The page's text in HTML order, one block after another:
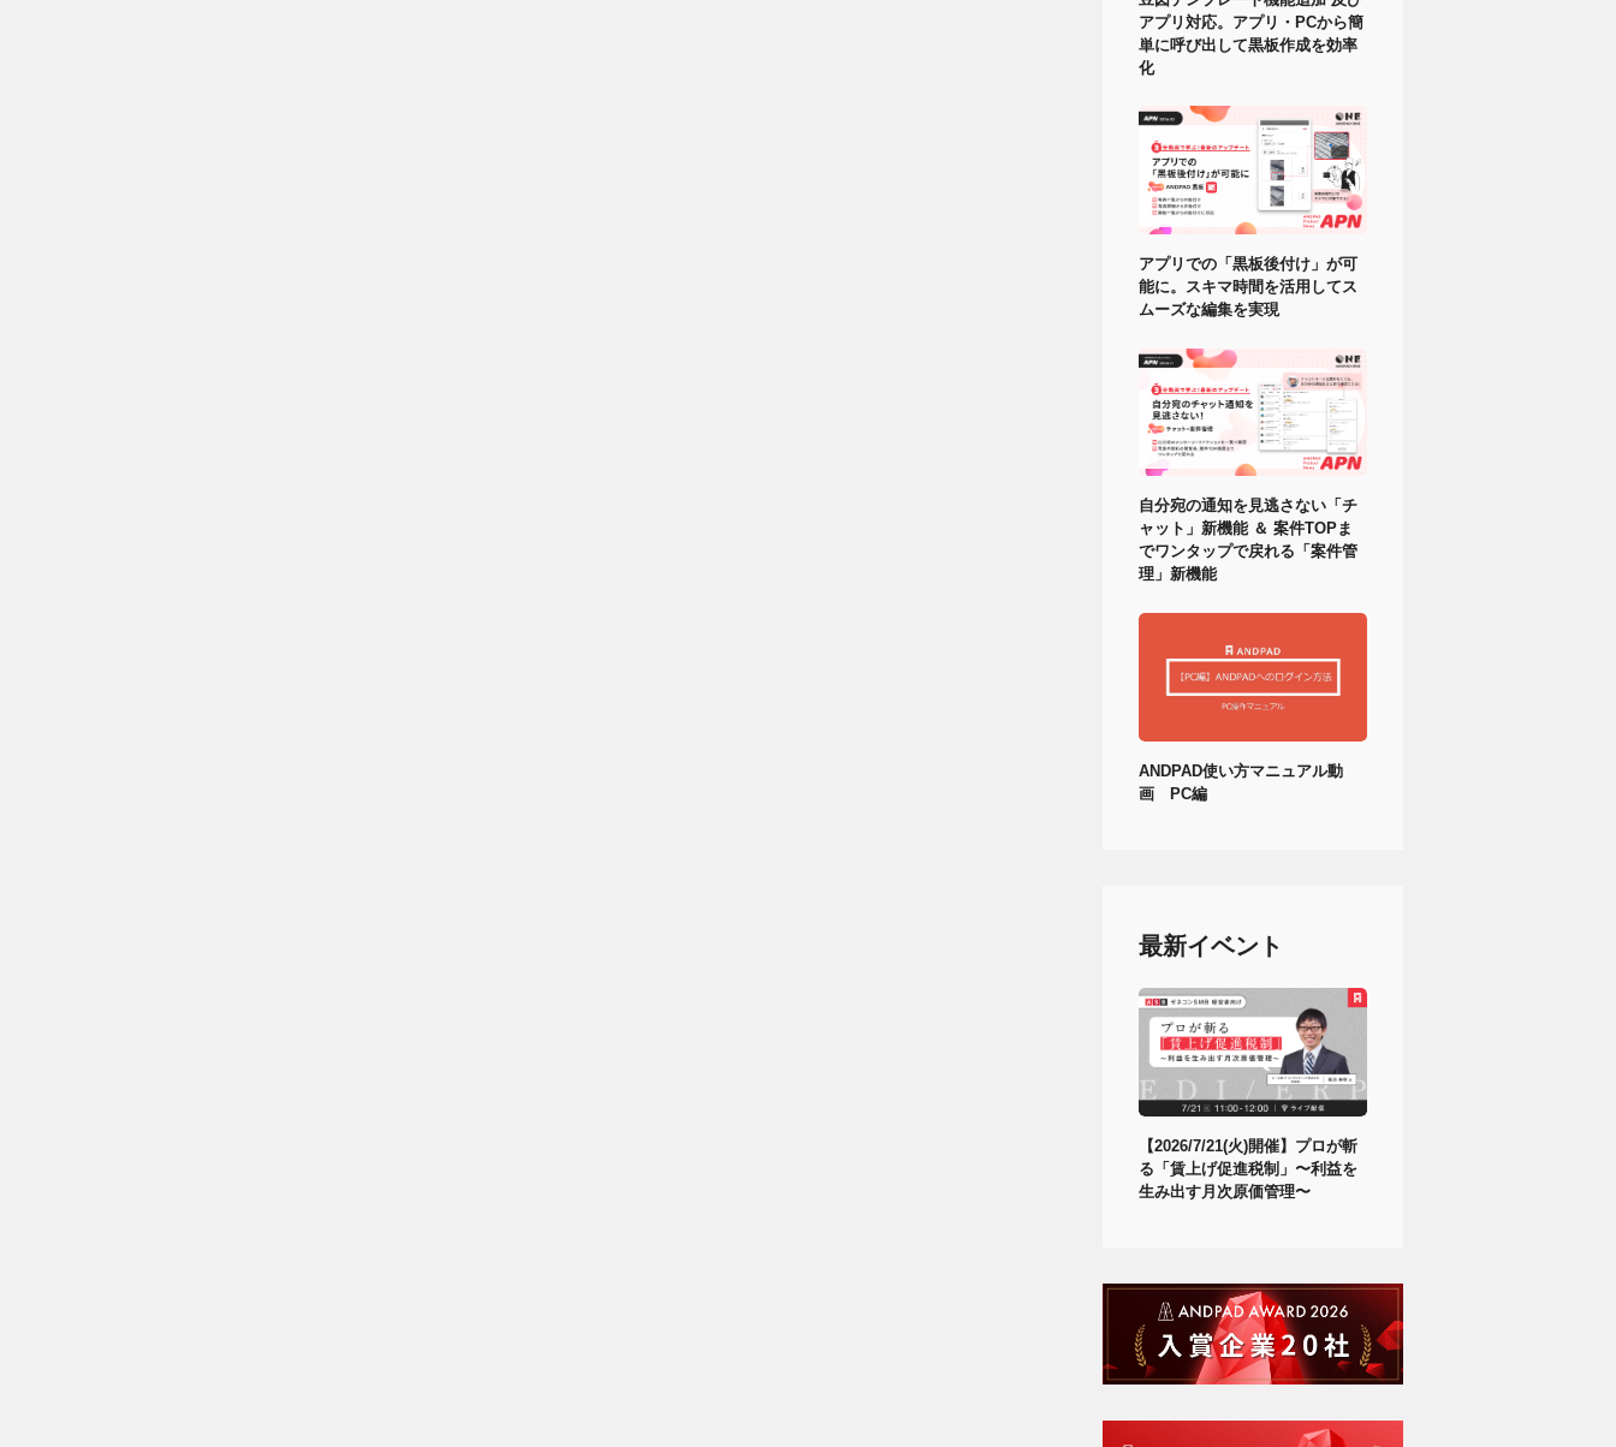
アプリ対応。アプリ・PCから簡
単に呼び出して黒板作成を効率
化
アプリでの「黒板後付け」が可
能に。スキマ時間を活用してス
ムーズな編集を実現
自分宛の通知を見逃さない「チ
ャット」新機能 ＆ 案件TOPま
でワンタップで戻れる「案件管
理」新機能
ANDPAD使い方マニュアル動
画 PC編
最新イベント
【2026/7/21(火)開催】プロが斬
る「賃上げ促進税制」〜利益を
生み出す月次原価管理〜